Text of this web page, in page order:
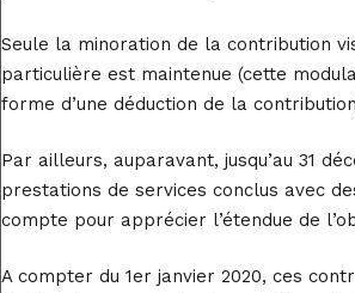
Seule la minoration de la contribution
particulière est maintenue (cette
forme d’une déduction de la
Par ailleurs, auparavant, jusqu’au 31
prestations de services conclus avec
compte pour apprécier l’étendue de
A compter du 1er janvier 2020, ces